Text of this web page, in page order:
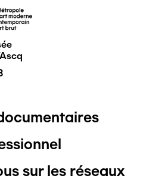
sur les réseaux